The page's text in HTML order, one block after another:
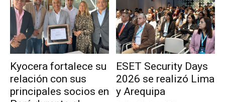
Kyocera fortalece su
relación con sus
principales socios en
ESET Security Days
2026 se realizó Lima
y Arequipa